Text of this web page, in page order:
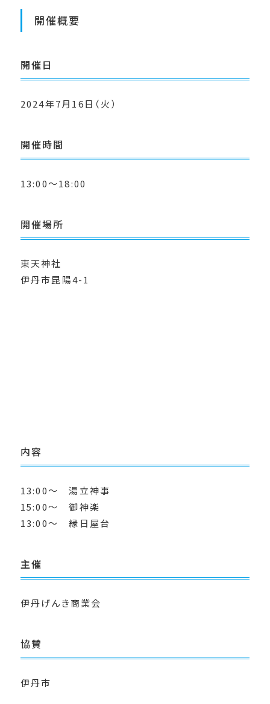
開催概要
開催日
2024年7月16日（火）
開催時間
13:00〜18:00
開催場所
東天神社
伊丹市昆陽4-1
内容
13:00〜 湯立神事
15:00〜 御神楽
13:00〜 縁日屋台
主催
伊丹げんき商業会
協賛
伊丹市